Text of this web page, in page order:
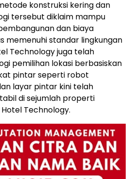
konstruksi kering dan
tersebut diklaim mampu
dan biaya
memenuhi standar lingkungan
Technology juga telah
pemilihan lokasi berbasiskan
pintar seperti robot
layar pintar kini telah
di sejumlah properti
Technology.